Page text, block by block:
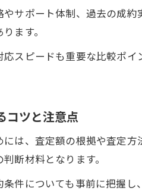
サポート体制、過去の成
ます。
スピードも重要な比較ポ
コツと注意点
は、査定額の根拠や査定
断材料となります。
件についても事前に把握